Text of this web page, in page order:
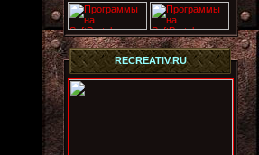
RECREATIV.RU